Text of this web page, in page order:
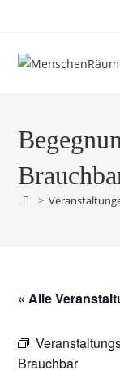
>
« Alle
Brauchbar